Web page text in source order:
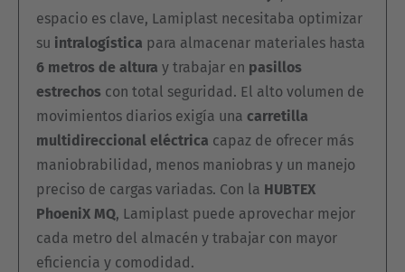
Nederlands
Österreich
Deutsch
Polska
Polski
Türkiye
Türkçe
espacio es clave, Lamiplast necesitaba optimizar
su intralogística para almacenar materiales hasta
6 metros de altura y trabajar en pasillos
estrechos con total seguridad. El alto volumen de
movimientos diarios exigía unacarretilla
multidireccional eléctrica capaz de ofrecer más
maniobrabilidad, menos maniobras y un manejo
preciso de cargas variadas. Con la HUBTEX
PhoeniX MQ, Lamiplast puede aprovechar mejor
cada metro del almacén y trabajar con mayor
eficiencia y comodidad.